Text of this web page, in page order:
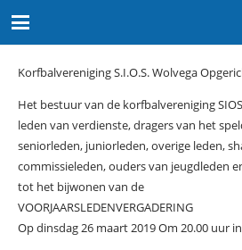
Korfbalvereniging S.I.O.S. Wolvega
Het bestuur van de korfbalvereniging
leden van verdienste, dragers van het
seniorleden, juniorleden, overige leden,
commissieleden, ouders van jeugdleden
tot het bijwonen van de
VOORJAARSLEDENVERGADERING
Op dinsdag 26 maart 2019 Om 20.00 uur